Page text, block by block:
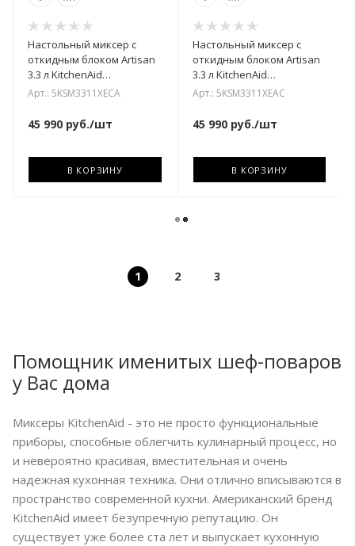
Настольный миксер с
откидным блоком Artisan
3.3 л KitchenAid
5KSM3311XECA
Арт.: 5KSM3311XECA
45 990 руб./шт
В КОРЗИНУ
Настольный миксер с
откидным блоком Artisan
3.3 л KitchenAid
5KSM3311XEAC
Арт.: 5KSM3311XEAC
45 990руб./шт
В КОРЗИНУ
1 2 3
Помощник именитых шеф-поваров
у Вас дома
Миксеры KitchenAid - это не просто функциональные
приборы, способные облегчить кулинарный процесс, но
и невероятно красивая, вместительная и очень
надежная кухонная техника. Они отлично вписываются в
пространство современной кухни. Американский бренд
KitchenAid имеет безупречную репутацию. Он
существует уже более ста лет и выпускает кухонную